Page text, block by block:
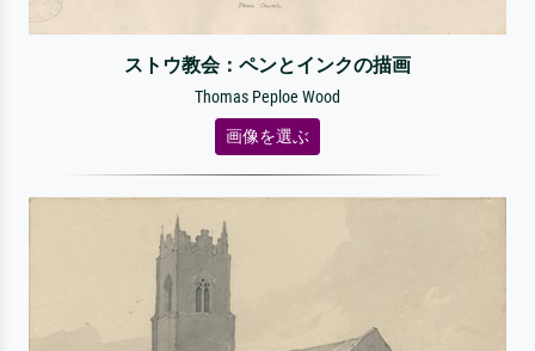
ストウ教会：ペンとインクの描画
Thomas Peploe Wood
画像を選ぶ